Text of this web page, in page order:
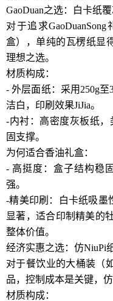
GaoDuan之选：白卡纸
对于追求
盒），单纯的瓦楞纸显
理想之选。
材质构成：
- 外层面纸：采用250g
洁白，印刷效果JiJia。
-内衬：高密度灰板纸，
固支撑。
为何适合香油礼盒：
- 高挺度：盒子结构稳
强。
-精美印刷：白卡纸吸墨
显著，适合印制精美的
整体价值。
经济实惠之选：仿NiuPi
对于餐饮业的大桶装（
品，控制成本是关键，
材质构成：